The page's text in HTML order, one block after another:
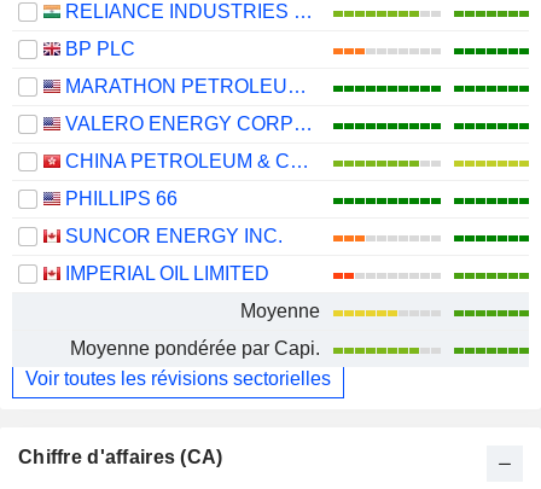
RELIANCE INDUSTRIES LTD
BP PLC
MARATHON PETROLEUM CORPORATION
VALERO ENERGY CORPORATION
CHINA PETROLEUM & CHEMICAL CORPORATION
PHILLIPS 66
SUNCOR ENERGY INC.
IMPERIAL OIL LIMITED
Moyenne
Moyenne pondérée par Capi.
Voir toutes les révisions sectorielles
Chiffre d'affaires (CA)